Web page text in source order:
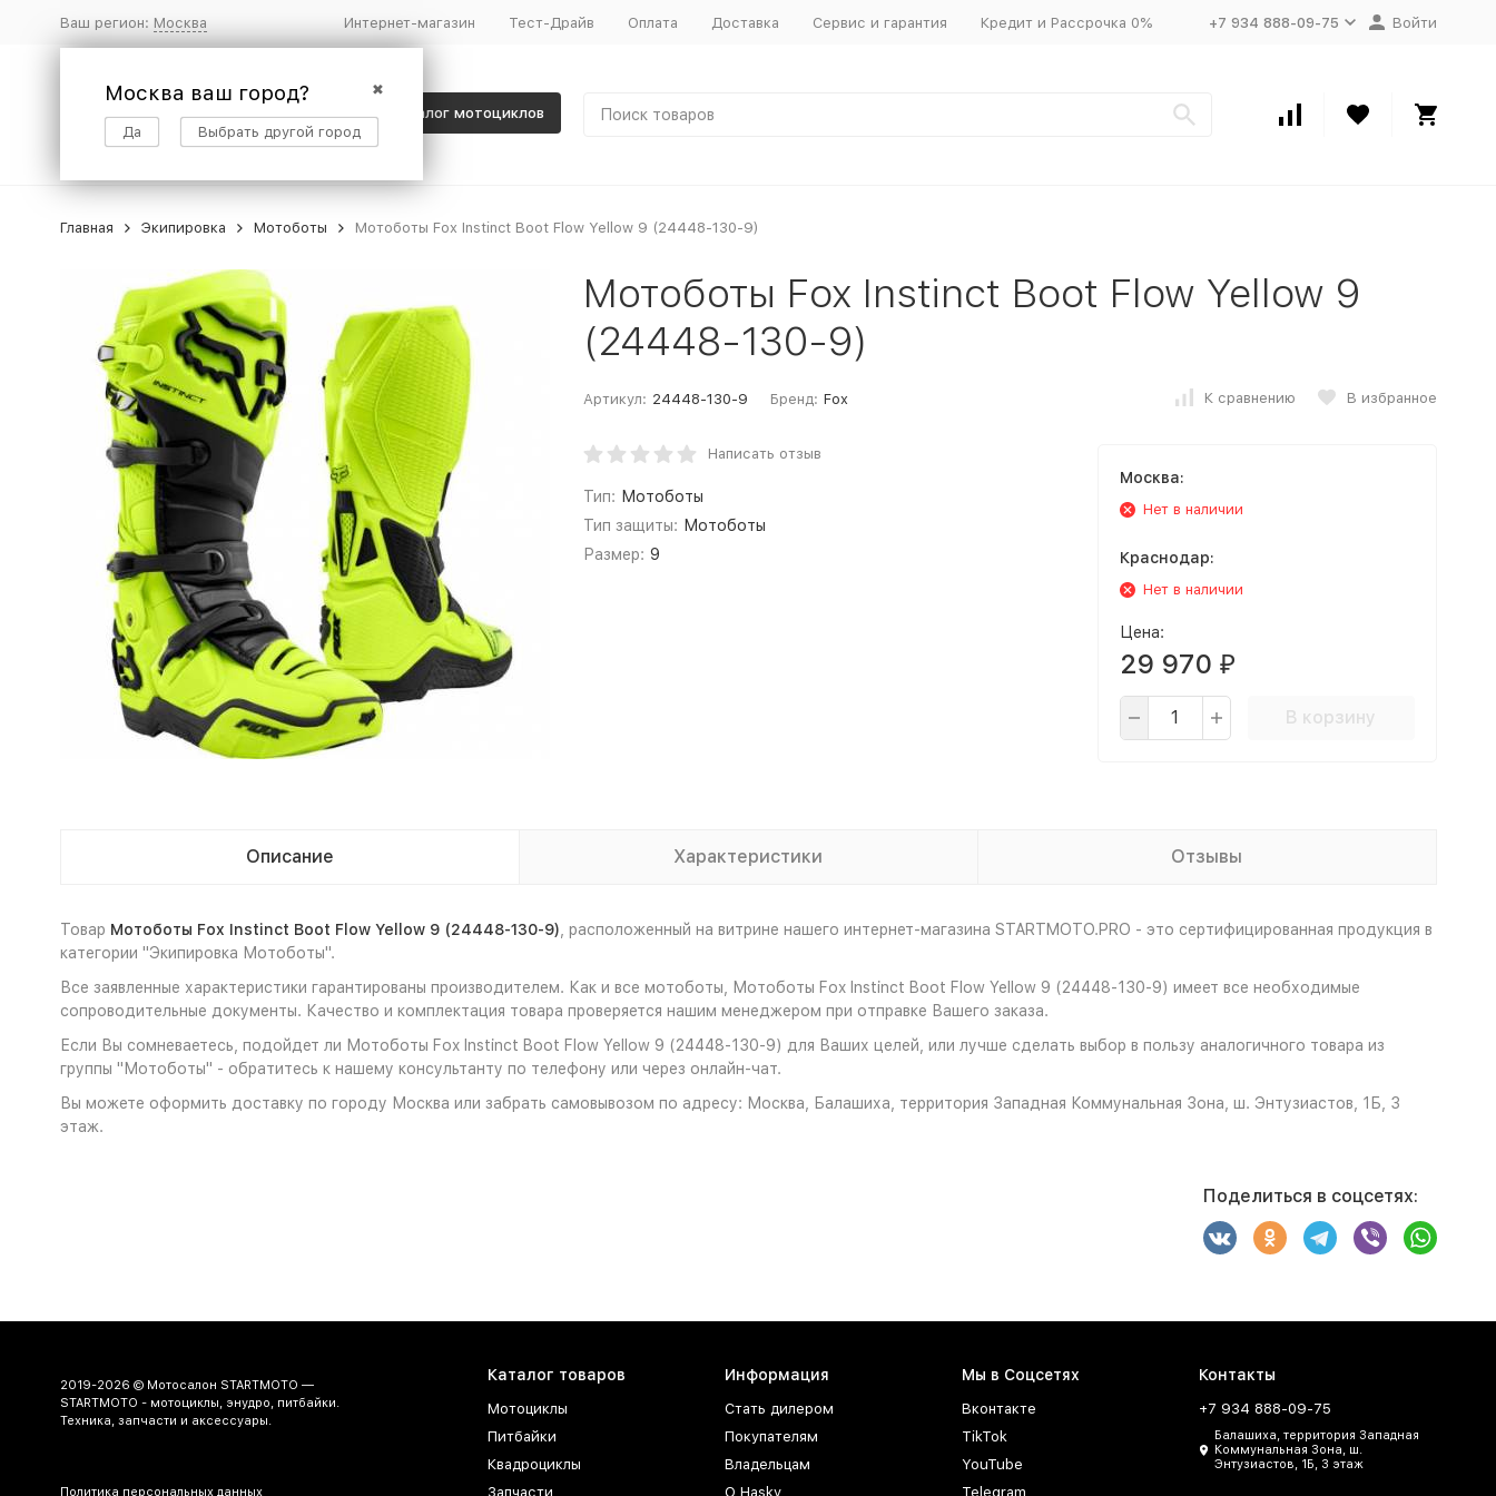
Ваш регион: Москва
✖
Москва ваш город?
Да Выбрать другой город
Интернет-магазин Тест-Драйв Оплата Доставка Сервис и гарантия Кредит и Рассрочка 0% +7 934 888-09-75 Войти
Каталог мотоциклов
Главная Экипировка Мотоботы Мотоботы Fox Instinct Boot Flow Yellow 9 (24448-130-9)
Мотоботы Fox Instinct Boot Flow Yellow 9
(24448-130-9)
Артикул: 24448-130-9 Бренд: Fox К сравнению В избранное
Написать отзыв
Тип: Мотоботы
Тип защиты: Мотоботы
Размер: 9
Москва:
Нет в наличии
Краснодар:
Нет в наличии
Цена:
29 970 ₽
В корзину
Описание Характеристики Отзывы
Товар Мотоботы Fox Instinct Boot Flow Yellow 9 (24448-130-9) , расположенный на витрине нашего интернет-магазина STARTMOTO.PRO - это сертифицированная продукция в
категории "Экипировка Мотоботы".
Все заявленные характеристики гарантированы производителем. Как и все мотоботы, Мотоботы Fox Instinct Boot Flow Yellow 9 (24448-130-9) имеет все необходимые
сопроводительные документы. Качество и комплектация товара проверяется нашим менеджером при отправке Вашего заказа.
Если Вы сомневаетесь, подойдет ли Мотоботы Fox Instinct Boot Flow Yellow 9 (24448-130-9) для Ваших целей, или лучше сделать выбор в пользу аналогичного товара из
группы "Мотоботы" - обратитесь к нашему консультанту по телефону или через онлайн-чат.
Вы можете оформить доставку по городу Москва или забрать самовывозом по адресу: Москва, Балашиха, территория Западная Коммунальная Зона, ш. Энтузиастов, 1Б, 3
этаж.
Поделиться в соцсетях:
2019-2026 © Мотосалон STARTMOTO —
STARTMOTO - мотоциклы, энудро, питбайки.
Техника, запчасти и аксессуары.
Политика персональных данных
Каталог товаров
Мотоциклы
Питбайки
Квадроциклы
Запчасти
Информация
Стать дилером
Покупателям
Владельцам
О Hasky
Мы в Соцсетях
Вконтакте
TikTok
YouTube
Telegram
Контакты
+7 934 888-09-75
Балашиха, территория Западная
Коммунальная Зона, ш.
Энтузиастов, 1Б, 3 этаж